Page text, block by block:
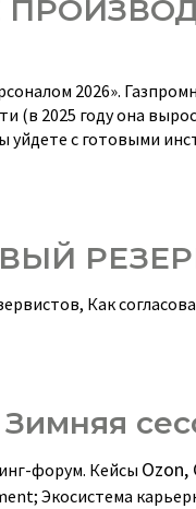
2026».
(в 2025 году она
уйдете с готовыми
Как
Зимняя
форум. Кейсы Ozon,
Экосистема